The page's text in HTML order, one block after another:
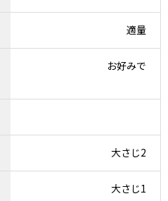
適量
お好みで
大さじ2
大さじ1